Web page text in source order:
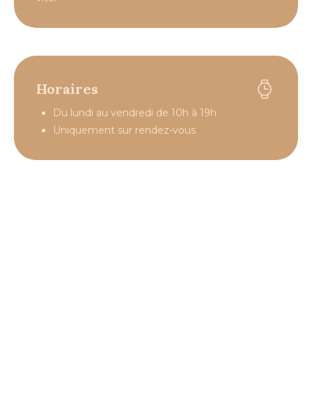
Horaires
Du lundi au vendredi de 10h à 19h
Uniquement sur rendez-vous